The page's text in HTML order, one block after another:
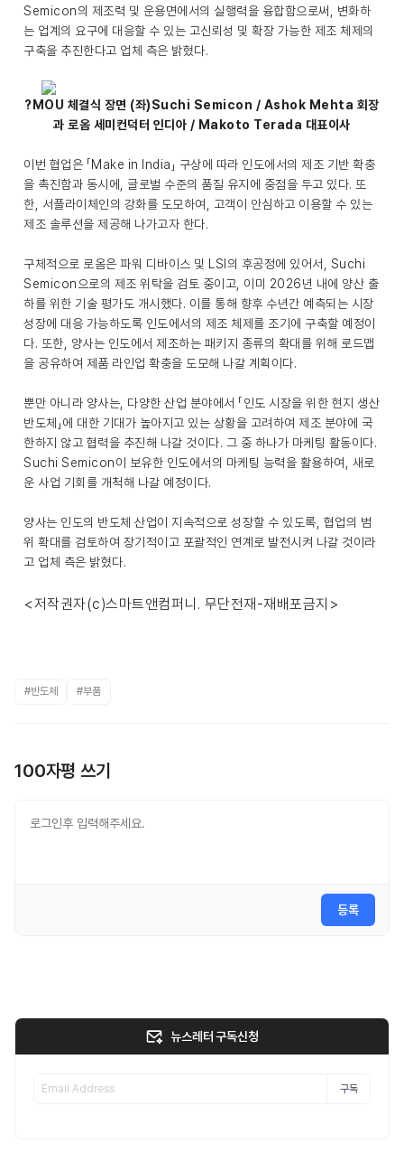
Semicon의 제조력 및 운용면에서의 실행력을 융합함으로써, 변화하
는 업계의 요구에 대응할 수 있는 고신뢰성 및 확장 가능한 제조 체제의
구축을 추진한다고 업체 측은 밝혔다.
?MOU 체결식 장면 (좌)Suchi Semicon / Ashok Mehta 회장
과 로옴 세미컨덕터 인디아 / Makoto Terada 대표이사
이번 협업은 「Make in India」 구상에 따라 인도에서의 제조 기반 확충
을 촉진함과 동시에, 글로벌 수준의 품질 유지에 중점을 두고 있다. 또
한, 서플라이체인의 강화를 도모하여, 고객이 안심하고 이용할 수 있는
제조 솔루션을 제공해 나가고자 한다.
구체적으로 로옴은 파워 디바이스 및 LSI의 후공정에 있어서, Suchi
Semicon으로의 제조 위탁을 검토 중이고, 이미 2026년 내에 양산 출
하를 위한 기술 평가도 개시했다. 이를 통해 향후 수년간 예측되는 시장
성장에 대응 가능하도록 인도에서의 제조 체제를 조기에 구축할 예정이
다. 또한, 양사는 인도에서 제조하는 패키지 종류의 확대를 위해 로드맵
을 공유하여 제품 라인업 확충을 도모해 나갈 계획이다.
뿐만 아니라 양사는, 다양한 산업 분야에서 「인도 시장을 위한 현지 생산
반도체」에 대한 기대가 높아지고 있는 상황을 고려하여 제조 분야에 국
한하지 않고 협력을 추진해 나갈 것이다. 그 중 하나가 마케팅 활동이다.
Suchi Semicon이 보유한 인도에서의 마케팅 능력을 활용하여, 새로
운 사업 기회를 개척해 나갈 예정이다.
양사는 인도의 반도체 산업이 지속적으로 성장할 수 있도록, 협업의 범
위 확대를 검토하여 장기적이고 포괄적인 연계로 발전시켜 나갈 것이라
고 업체 측은 밝혔다.
<저작권자(c)스마트앤컴퍼니. 무단전재-재배포금지>
#반도체 #부품
100자평 쓰기
등록
뉴스레터 구독신청
구독